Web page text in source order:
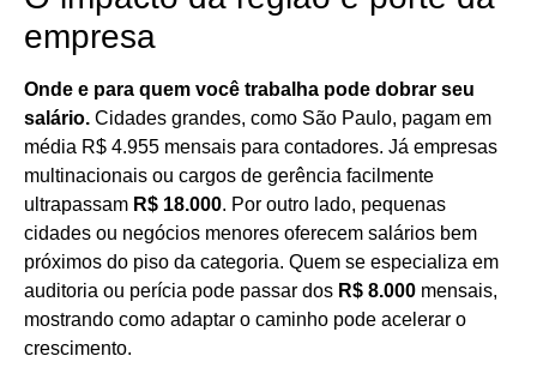
empresa
Onde e para quem você trabalha pode dobrar seu
salário. Cidades grandes, como São Paulo, pagam em
média R$ 4.955 mensais para contadores. Já empresas
multinacionais ou cargos de gerência facilmente
ultrapassam R$ 18.000. Por outro lado, pequenas
cidades ou negócios menores oferecem salários bem
próximos do piso da categoria. Quem se especializa em
auditoria ou perícia pode passar dos R$ 8.000 mensais,
mostrando como adaptar o caminho pode acelerar o
crescimento.